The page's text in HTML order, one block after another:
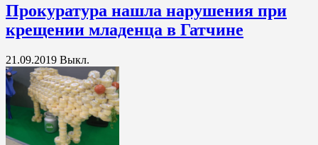
Прокуратура нашла нарушения при
крещении младенца в Гатчине
21.09.2019 Выкл.